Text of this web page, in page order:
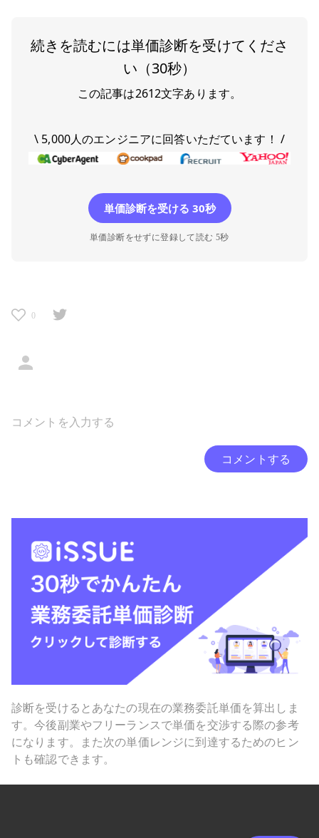
続きを読むには単価診断を受けてくださ
い（30秒）
この記事は2612文字あります。
\ 5,000人のエンジニアに回答いただています！ /
単価診断を受ける 30秒
単価診断をせずに登録して読む 5秒
0
コメントする
診断を受けるとあなたの現在の業務委託単価を算出しま
す。今後副業やフリーランスで単価を交渉する際の参考
になります。また次の単価レンジに到達するためのヒン
トも確認できます。